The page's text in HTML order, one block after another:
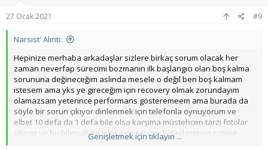
27 Ocak 2021 #9
Narsist' Alıntı:
Hepinize merhaba arkadaşlar sizlere birkaç sorum olacak her
zaman neverfap sürecimi bozmanın ilk başlangıcı olan boş kalma
sorununa değineceğim aslında mesele o değil ben boş kalmam
istesem ama yks ye gireceğim için recovery olmak zorundayım
olamazsam yeterince performans gösteremeem ama burada da
söyle bir sorun çıkıyor dinlenmek için telefonla oynuyorum ve
elbet 10 defa da 1 defa bile olsa karşıma müstehcen tarzı fotolar
çıkıyor ve bu bilinçaltına islenince relapsı kolaylastiriyo sizlere
buradaki sorum dinlenmek için ne yapmalıyız telefon dışında yüce
Genişletmek için tıklayın ...